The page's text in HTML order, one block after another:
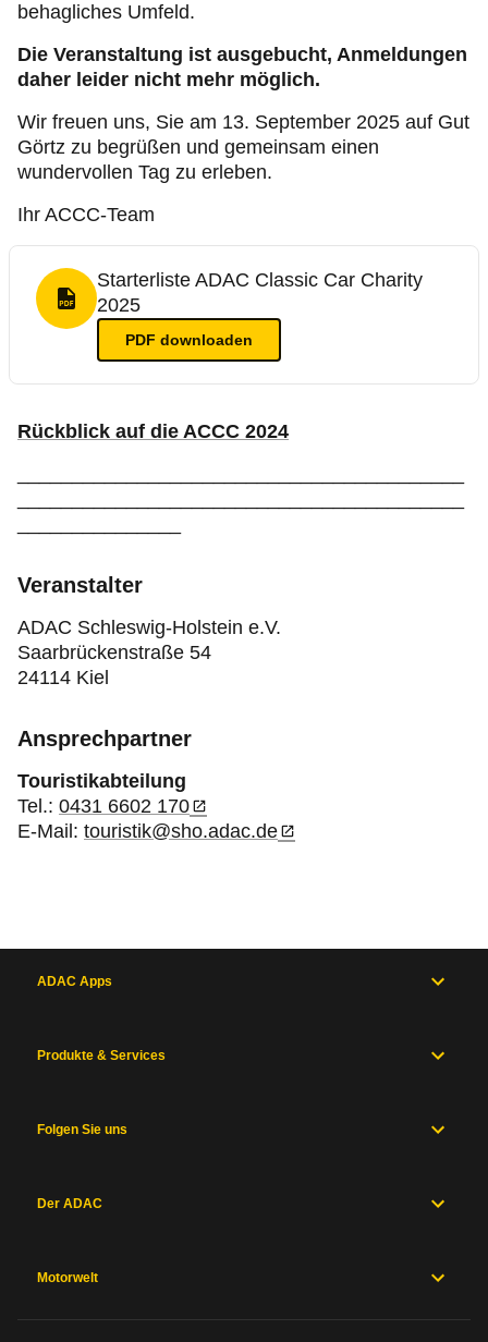
behagliches Umfeld.
Die Veranstaltung ist ausgebucht, Anmeldungen
daher leider nicht mehr möglich.
Wir freuen uns, Sie am 13. September 2025 auf Gut
Görtz zu begrüßen und gemeinsam einen
wundervollen Tag zu erleben.
Ihr ACCC-Team
PDF Format
Starterliste ADAC Classic Car Charity
2025
PDF downloaden
Rückblick auf die ACCC 2024
Veranstalter
ADAC Schleswig-Holstein e.V.
Saarbrückenstraße 54
24114 Kiel
Ansprechpartner
Touristikabteilung
Tel.: 0431 6602 170
E-Mail: touristik@sho.adac.de
ADAC Apps
Produkte & Services
Folgen Sie uns
Der ADAC
Motorwelt